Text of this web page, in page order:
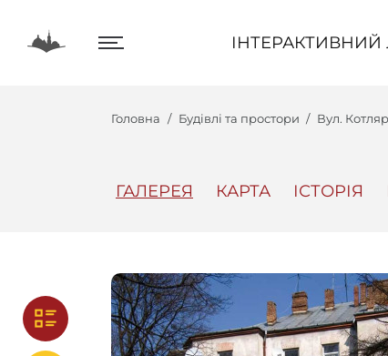
ІНТЕРАКТИВНИЙ
ІНТЕРАКТИВНИЙ ЛЬВІВ
Головна Будівлі та простори Вул.
ГАЛЕРЕЯ КАРТА ІСТОРІЯ